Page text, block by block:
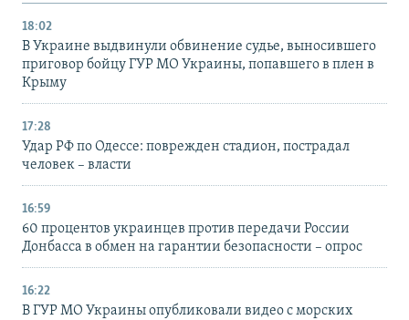
18:02
В Украине выдвинули обвинение судье, выносившего
приговор бойцу ГУР МО Украины, попавшего в плен в
Крыму
17:28
Удар РФ по Одессе: поврежден стадион, пострадал
человек – власти
16:59
60 процентов украинцев против передачи России
Донбасса в обмен на гарантии безопасности – опрос
16:22
В ГУР МО Украины опубликовали видео с морских